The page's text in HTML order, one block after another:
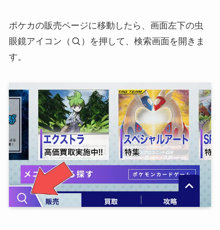
ポケカの販売ページに移動したら、画面左下の虫
眼鏡アイコン（
）を押して、検索画面を開きま
す。